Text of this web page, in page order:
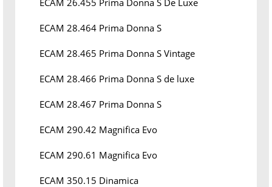
ECAM 26.455 Prima Donna S De Luxe
ECAM 28.464 Prima Donna S
ECAM 28.465 Prima Donna S Vintage
ECAM 28.466 Prima Donna S de luxe
ECAM 28.467 Prima Donna S
ECAM 290.42 Magnifica Evo
ECAM 290.61 Magnifica Evo
ECAM 350.15 Dinamica